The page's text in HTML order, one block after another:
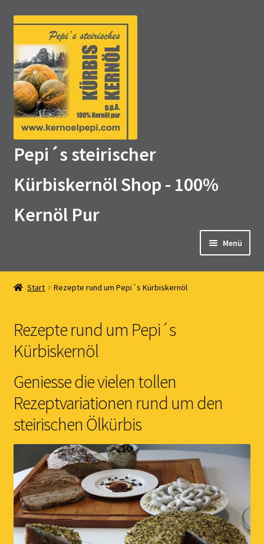
Zur
Navigation
springen
Zum
springen
Pepi´s steirischer
Kürbiskernöl Shop - 100%
Kernöl Pur
Menü
Home
Kernöl Pepi
News
Kontakt
Gästebuch
Start Rezepte rund um Pepi´s Kürbiskernöl
Rezepte rund um Pepi´s
Kürbiskernöl
Geniesse die vielen tollen
Rezeptvariationen rund um den
steirischen Ölkürbis